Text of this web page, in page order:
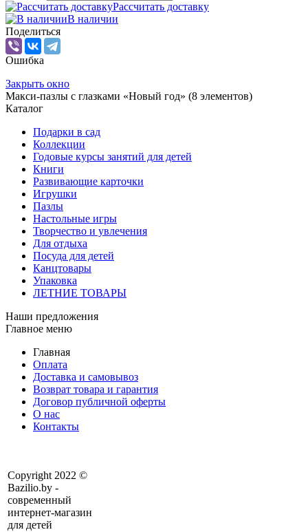
Рассчитать доставку
В наличии
Поделиться
Ошибка
Закрыть окно
Макси-пазлы с глазками «Новый год» (8 элементов)
Каталог
Подарки в сад
Коллекции
Годовые курсы занятий для детей
Книги
Развивающие карточки
Игрушки
Пазлы
Настольные игры
Творчество и увлечения
Для отдыха
Посуда для детей
Канцтовары
Упаковка
ЛЕТНИЕ ТОВАРЫ
Наши предложения
Главное меню
Главная
Оплата
Доставка и самовывоз
Возврат товара и гарантия
Договор публичной оферты
О нас
Контакты
Copyright 2022 ©
Bazilio.by -
современный
интернет-магазин
для детей